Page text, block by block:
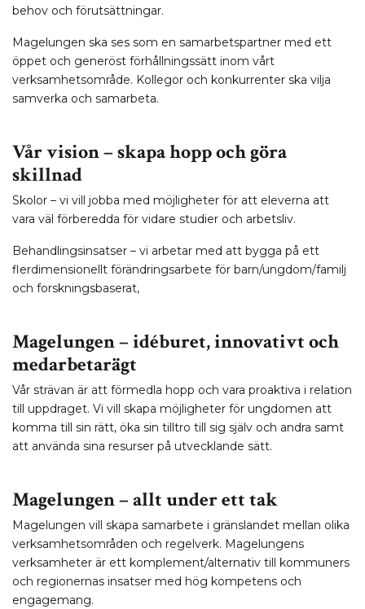
behov och förutsättningar.
Magelungen ska ses som en samarbetspartner med ett
öppet och generöst förhållningssätt inom vårt
verksamhetsområde. Kollegor och konkurrenter ska vilja
samverka och samarbeta.
Vår vision – skapa hopp och göra
skillnad
Skolor – vi vill jobba med möjligheter för att eleverna att
vara väl förberedda för vidare studier och arbetsliv.
Behandlingsinsatser – vi arbetar med att bygga på ett
flerdimensionellt förändringsarbete för barn/ungdom/familj
och forskningsbaserat,
Magelungen – idéburet, innovativt och
medarbetarägt
Vår strävan är att förmedla hopp och vara proaktiva i relation
till uppdraget. Vi vill skapa möjligheter för ungdomen att
komma till sin rätt, öka sin tilltro till sig själv och andra samt
att använda sina resurser på utvecklande sätt.
Magelungen – allt under ett tak
Magelungen vill skapa samarbete i gränslandet mellan olika
verksamhetsområden och regelverk. Magelungens
verksamheter är ett komplement/alternativ till kommuners
och regionernas insatser med hög kompetens och
engagemang.